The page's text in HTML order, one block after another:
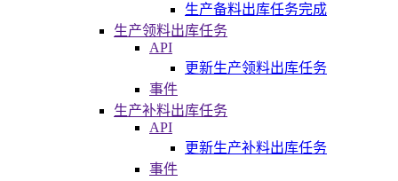
生产备料出库任务完成
生产领料出库任务
API
更新生产领料出库任务
事件
生产补料出库任务
API
更新生产补料出库任务
事件